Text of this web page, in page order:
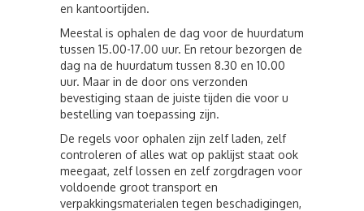
en kantoortijden.
Meestal is ophalen de dag voor de huurdatum
tussen 15.00-17.00 uur. En retour bezorgen de
dag na de huurdatum tussen 8.30 en 10.00
uur. Maar in de door ons verzonden
bevestiging staan de juiste tijden die voor u
bestelling van toepassing zijn.
De regels voor ophalen zijn zelf laden, zelf
controleren of alles wat op paklijst staat ook
meegaat, zelf lossen en zelf zorgdragen voor
voldoende groot transport en
verpakkingsmaterialen tegen beschadigingen,